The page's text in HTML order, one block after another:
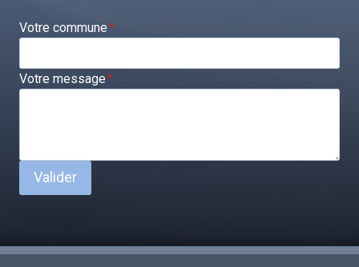
Votre commune*
Votre message*
Valider